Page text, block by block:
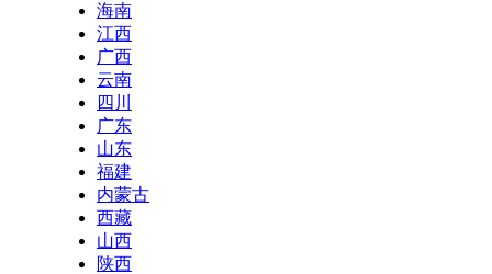
海南
江西
广西
云南
四川
广东
山东
福建
内蒙古
西藏
山西
陕西